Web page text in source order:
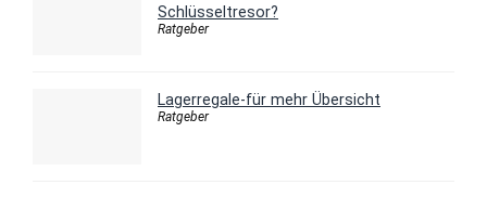
Schlüsseltresor?
Ratgeber
Lagerregale-für mehr Übersicht
Ratgeber